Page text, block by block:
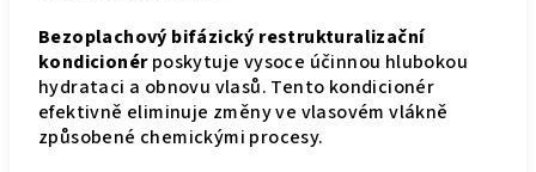
Bezoplachový bifázický restrukturalizační
kondicionérposkytuje vysoce účinnou hlubokou
hydrataci a obnovu vlasů. Tento kondicionér
efektivně eliminuje změny ve vlasovém vlákně
způsobené chemickými procesy.